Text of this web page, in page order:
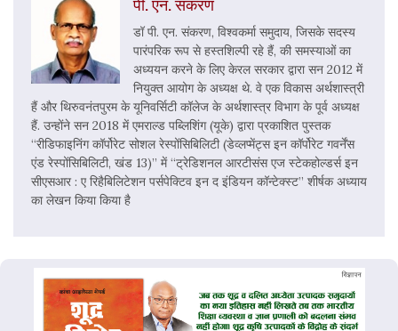
डॉ पी. एन. संकरण, विश्वकर्मा समुदाय, जिसके सदस्य
पारंपरिक रूप से हस्तशिल्पी रहे हैं, की समस्याओं का
अध्ययन करने के लिए केरल सरकार द्वारा सन 2012 में
नियुक्त आयोग के अध्यक्ष थे. वे एक विकास अर्थशास्त्री
हैं और थिरुवनंतपुरम के यूनिवर्सिटी कॉलेज के अर्थशास्त्र विभाग के पूर्व अध्यक्ष
हैं. उन्होंने सन 2018 में एमराल्ड पब्लिशिंग (यूके) द्वारा प्रकाशित पुस्तक
“रीडिफाइनिंग कॉर्पोरेट सोशल रेस्पोंसिबिलिटी (डेव्लप्मेंट्स इन कॉर्पोरेट गवर्नेंस
एंड रेस्पोंसिबिलिटी, खंड 13)” में “ट्रेडिशनल आरटीसंस एज स्टेकहोल्डर्स इन
सीएसआर : ए रिहैबिलिटेशन पर्सपेक्टिव इन द इंडियन कॉन्टेक्स्ट” शीर्षक अध्याय
का लेखन किया किया है